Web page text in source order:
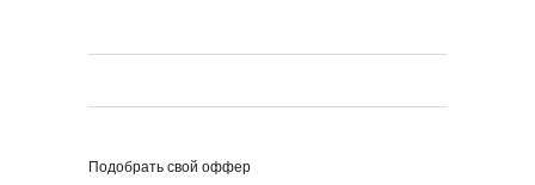
Подобрать свой оффер